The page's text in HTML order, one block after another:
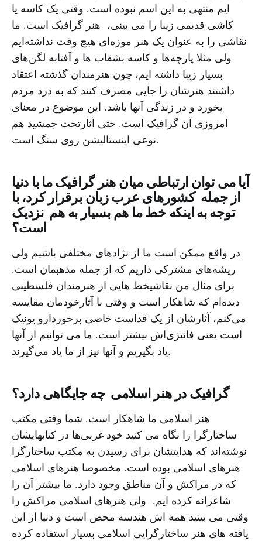
ایم منتهی به این اسم نبوده است. وقتی یک کاسه یا
کاشی قدیمی زیبا را می بینی، هنر گرافیک است. ما
نقاشی را به عنوان یک هنر موزه‌ای هیچ وقت نداشته‌ایم
ولی مثلا پارچه‌ها و کاسه بشقاب ها و آفتابه لگن‌های
بسیار زیبا داشته ایم، چون هنرمندان گذشته اعتقاد
داشتند هنرشان را جایی مصرف کنند که به درد مردم
بخورد و در زندگی آنها باشد. این موضوع در معنای
امروزی آن گرافیک است. حتی آثارتخت جمشید هم
نوعی اینستالیشن روی سنگ است.
آیا می توان ارتباطی میان هنر گرافیک ما با دنیا
از جمله کشورهای عرب زبان برقرار کرد، با
توجه به اینکه خط ما هم بسیار به هم نزدیک
است؟
در واقع ممکن است ما از نژادهای مختلفی باشیم ولی
ریشه‌های مشترکی داریم که از جمله مذهبمان است.
برای مثال من نقاشیخط‌ هایی از هنرمندان فلسطینی
دیده‌ام که شاهکار است و وقتی با آثارخودمان مقایسه
می‌کنم، آثارشان از یک قداست خاصی برخوردارو یونیک
است یعنی فانتزی‌اش بیشتر است. ما می توانیم از آنها
یاد بگیریم و آنها نیز از ما یاد می‌گیرند.
گرافیک در هنر اسلامی چه جایگاهی دارد؟
هنر اسلامی ما شاهکار است. شما وقتی مکتب
ساختارگرا را نگاه می کنید خود غربی‌ها در کتابهایشان
نوشته‌اند که هدایتشان برای رسیدن به مکتب ساختارگرا
هنرهای اسلامی بوده است. مخصوصا هنرهای اسلامی
که در مراکش و آن مناطق وجود دارد. ما بیشتر آن را
شاعرانه کرده ایم. ولی هنرهای اسلامی مراکش را
وقتی می بینید همه اش هندسه محض است و دنیا از این
یافته های هنر ساختارگرایی اسلامی بسیار استفاده کرده